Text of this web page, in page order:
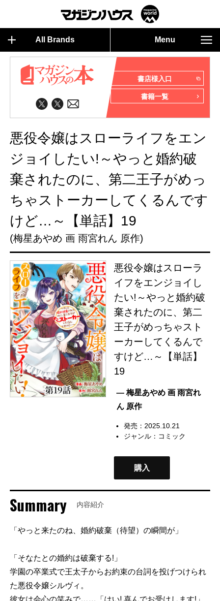
All Brands Menu
書店様入口
書籍一覧
悪役令嬢はスローライフをエン
ジョイしたい!～やっと婚約破
棄されたのに、第二王子がめっ
ちゃストーカーしてくるんです
けど…～【単話】19
(梅星あやめ 画 雨宮れん 原作)
悪役令嬢はスローラ
イフをエンジョイし
たい!～やっと婚約破
棄されたのに、第二
王子がめっちゃスト
ーカーしてくるんで
すけど…～【単話】
19
— 梅星あやめ 画 雨宮れ
ん 原作
発売：2025.10.21
ジャンル： コミック
購入
Summary 内容紹介
「やっと来たのね、婚約破棄（待望）の瞬間が」
「そなたとの婚約は破棄する!」
学園の卒業式で王太子からお約束の台詞を投げつけられ
た悪役令嬢シルヴィ。
彼女は会心の笑みで……「はい! 喜んでお受けします!」